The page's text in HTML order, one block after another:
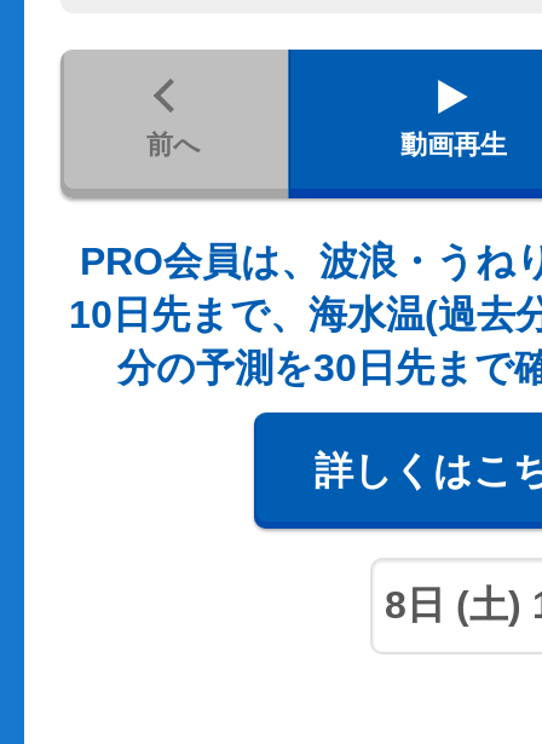
前へ 動画再生
PRO会員は、波浪・うね
10日先まで、海水温(過去
分の予測を30日先まで
詳しくはこ